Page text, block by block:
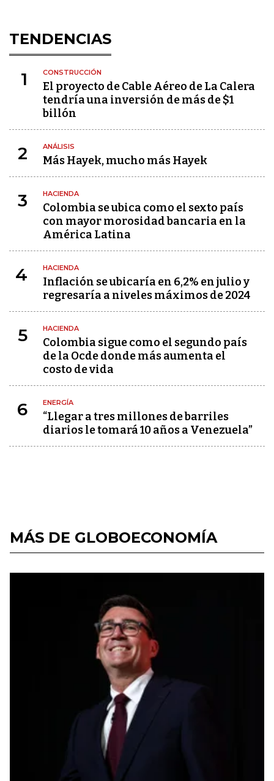
TENDENCIAS
1 CONSTRUCCIÓN
El proyecto de Cable Aéreo de La Calera
tendría una inversión de más de $1
billón
2 ANÁLISIS
Más Hayek, mucho más Hayek
3 HACIENDA
Colombia se ubica como el sexto país
con mayor morosidad bancaria en la
América Latina
4 HACIENDA
Inflación se ubicaría en 6,2% en julio y
regresaría a niveles máximos de 2024
5 HACIENDA
Colombia sigue como el segundo país
de la Ocde donde más aumenta el
costo de vida
6 ENERGÍA
“Llegar a tres millones de barriles
diarios le tomará 10 años a Venezuela”
MÁS DE GLOBOECONOMÍA